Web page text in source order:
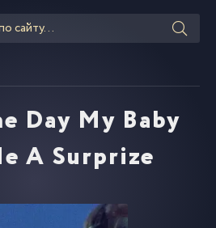
Day My Baby
A Surprize